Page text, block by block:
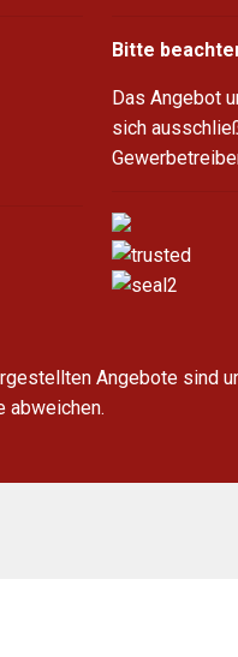
Bitte
Das Angebot
sich
Angebote sind
abweichen.